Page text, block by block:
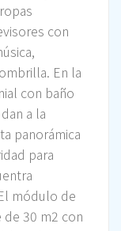
con
En la
con baño
a la
panorámica
para
módulo de
30 m2 con